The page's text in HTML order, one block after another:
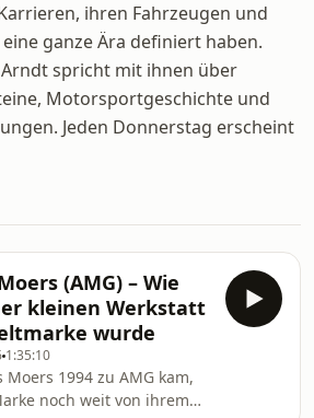
ihren Fahrzeugen und
ganze Ära definiert haben.
spricht mit ihnen über
Motorsportgeschichte und
Jeden Donnerstag erscheint
(AMG) – Wie
kleinen Werkstatt
wurde
1:35:10
Moers 1994 zu AMG kam,
noch weit von ihrem